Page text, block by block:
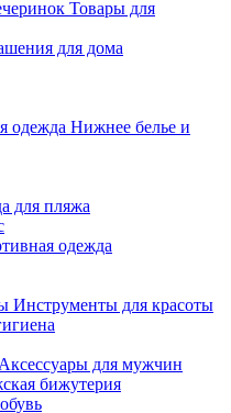
Товары для
для дома
Нижнее белье и
для пляжа
одежда
Инструменты для красоты
Аксессуары для мужчин
бижутерия